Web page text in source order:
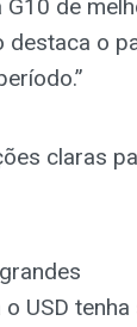
G10 de
destaca o
claras
USD tenha